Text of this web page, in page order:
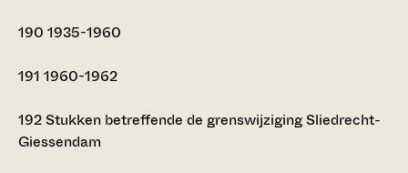
190 1935-1960
191 1960-1962
192Stukken betreffende de grenswijziging Sliedrecht-
Giessendam